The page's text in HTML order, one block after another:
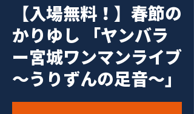
【入場無料！】春節の
かりゆし 「ヤンバラ
ー宮城ワンマンライブ
〜うりずんの足音〜」